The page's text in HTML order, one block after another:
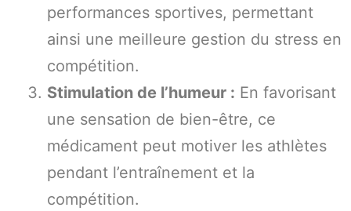
performances sportives, permettant
ainsi une meilleure gestion du stress en
compétition.
Stimulation de l’humeur : En favorisant
une sensation de bien-être, ce
médicament peut motiver les athlètes
pendant l’entraînement et la
compétition.